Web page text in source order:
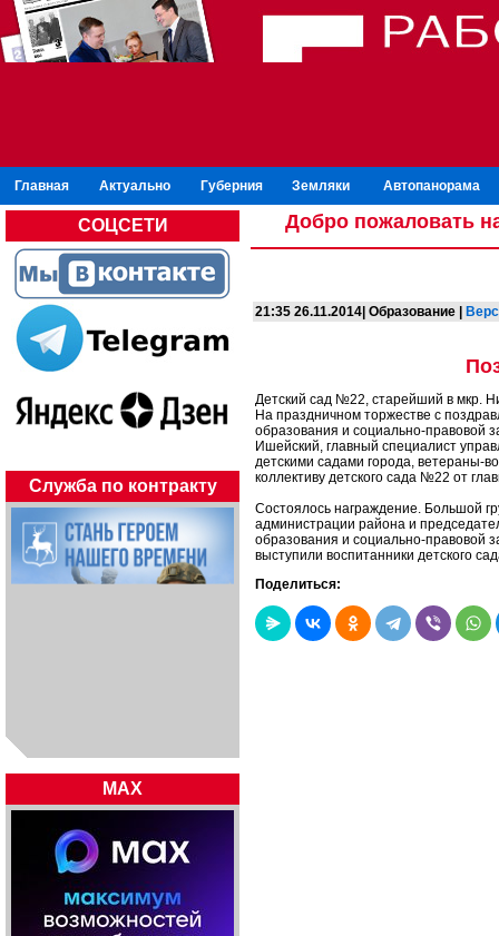
Главная Актуально Губерния Земляки Автопанорама
СОЦСЕТИ
Служба по контракту
MAX
Добро пожаловать
21:35 26.11.2014| Образование |
Детский сад №22, старейший в мкр.
На праздничном торжестве с
образования и социально-правовой
Ишейский, главный специалист
детскими садами города, ветераны-
коллективу детского сада №22 от
Состоялось награждение. Большой
администрации района и
образования и социально-правовой
выступили воспитанники детского
Поделиться: